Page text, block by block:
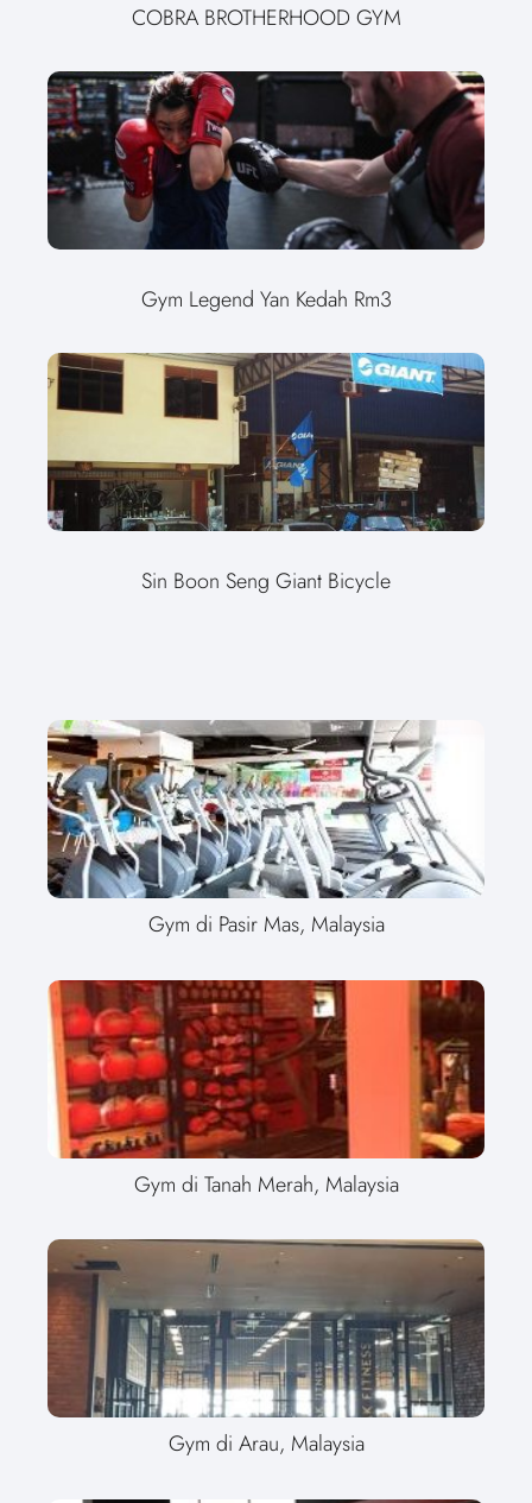
COBRA BROTHERHOOD GYM
Gym Legend Yan Kedah Rm3
Sin Boon Seng Giant Bicycle
Gym di Pasir Mas, Malaysia
Gym di Tanah Merah, Malaysia
Gym di Arau, Malaysia